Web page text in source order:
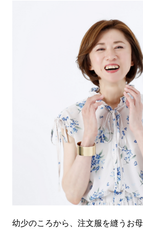
幼少のころから、注文服を縫うお